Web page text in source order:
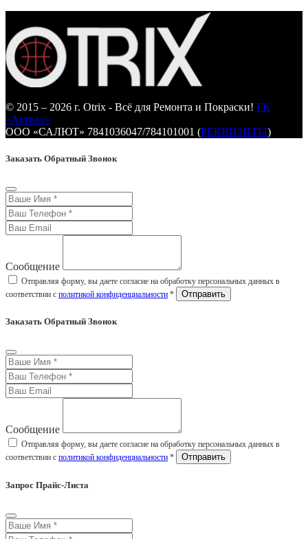
© 2015 – 2026 г. Otrix - Всё для Ремонта и Покраски! ГК
«Астрал»
ООО «САЛЮТ» 7841036047/784101001 (РЕКВИЗИТЫ)
Заказать Обратный Звонок
Сообщение
Отправляя форму, вы даете согласие на обработку персональных данных в
соответствии с политикой конфиденциальности *
Заказать Обратный Звонок
Сообщение
Отправляя форму, вы даете согласие на обработку персональных данных в
соответствии с политикой конфиденциальности *
Запрос Прайс-Листа